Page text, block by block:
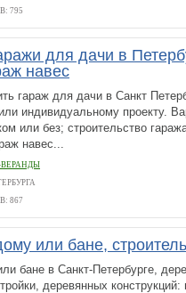
795
для дачи в
навес
гараж для дачи в Санкт
индивидуальному проекту.
или без; строительство
навес...
867
или бане,
бане в Санкт-Петербурге,
деревянных